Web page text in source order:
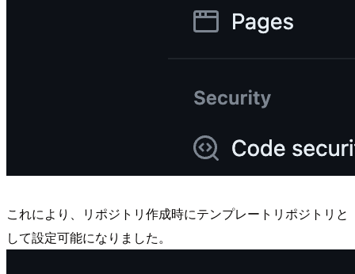
これにより、リポジトリ作成時にテンプレートリポジトリと
して設定可能になりました。